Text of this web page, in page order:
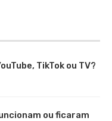
TikTok ou TV?
ou ficaram